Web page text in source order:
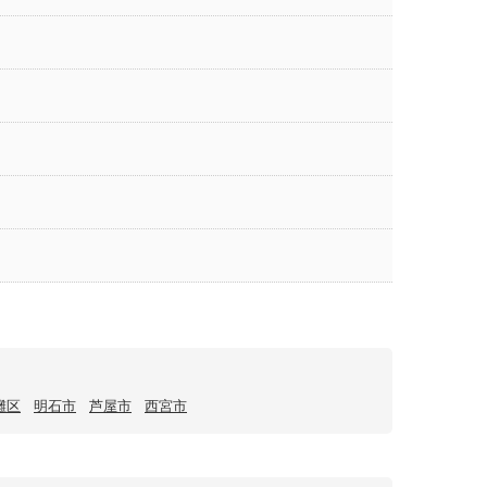
区 明石市 芦屋市 西宮市